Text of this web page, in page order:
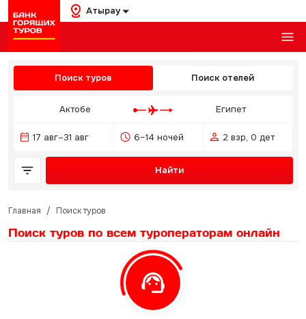
Атырау
Поиск туров Поиск отелей
Актобе Египет
17 авг–31 авг 6–14 ночей 2 взр, 0 дет
Найти
Главная / Поиск туров
Поиск туров по всем туроператорам онлайн